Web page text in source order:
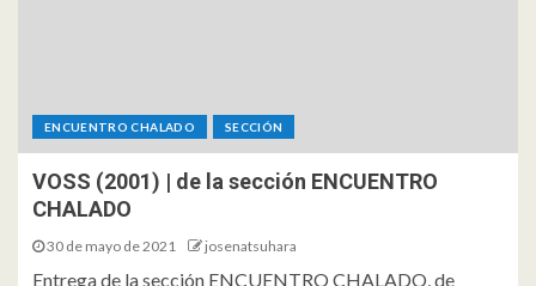
ENCUENTRO CHALADO SECCIÓN
VOSS (2001) | de la sección ENCUENTRO
CHALADO
30 de mayo de 2021 josenatsuhara
Entrega de la sección ENCUENTRO CHALADO, de